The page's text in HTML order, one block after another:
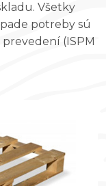
Všetky
potreby sú
(ISPM